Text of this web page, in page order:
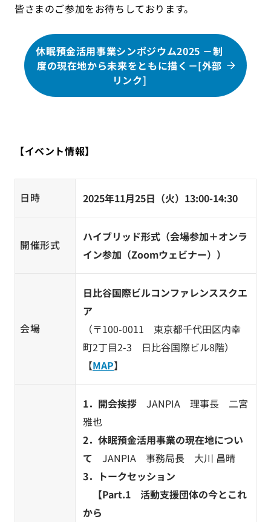
皆さまのご参加をお待ちしております。
休眠預金活用事業シンポジウム2025 －制
度の現在地から未来をともに描く－[外部
リンク]
【イベント情報】
日時 2025年11月25日（火）13:00-14:30
開催形式
ハイブリッド形式（会場参加＋オンラ
イン参加（Zoomウェビナー） ）
会場
日比谷国際ビルコンファレンススクエ
ア
（〒100-0011 東京都千代田区内幸
町2丁目2-3 日比谷国際ビル8階）
【MAP】
1．開会挨拶 JANPIA 理事長 二宮
雅也
2．休眠預金活用事業の現在地につい
て JANPIA 事務局長 大川 昌晴
3．トークセッション
【Part.1 活動支援団体の今とこれ
から